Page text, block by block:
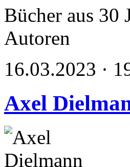
Bücher aus 30
Autoren
16.03.2023 ·
Axel